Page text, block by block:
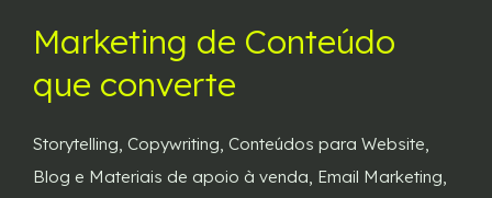
Marketing de Conteúdo
que converte
Storytelling, Copywriting, Conteúdos para Website,
Blog e Materiais de apoio à venda, Email Marketing,